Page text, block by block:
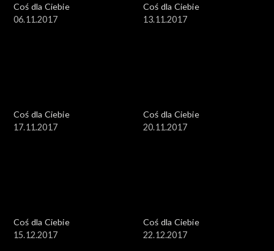
Coś dla Ciebie
06.11.2017
Coś dla Ciebie
13.11.2017
Coś dla Ciebie
17.11.2017
Coś dla Ciebie
20.11.2017
Coś dla Ciebie
15.12.2017
Coś dla Ciebie
22.12.2017